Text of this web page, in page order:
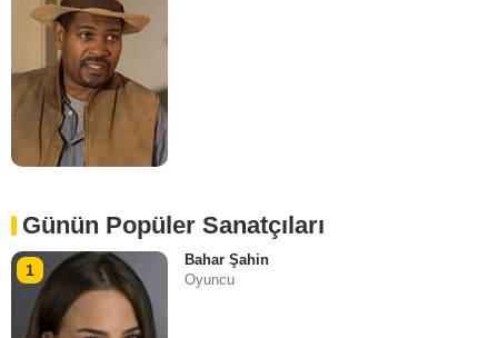
Günün Popüler Sanatçıları
1
Bahar Şahin
Oyuncu